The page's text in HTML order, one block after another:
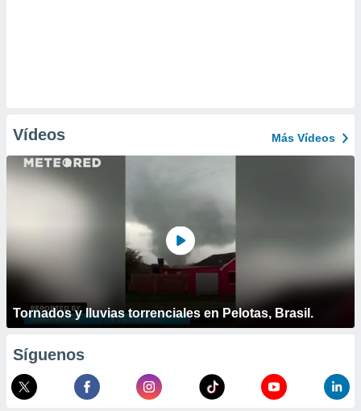
Vídeos Más Vídeos
Tornados y lluvias torrenciales en Pelotas, Brasil.
Síguenos